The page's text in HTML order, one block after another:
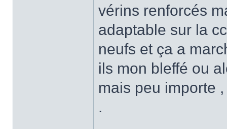
vérins renforcés
adaptable sur la
neufs et ça a
ils mon bleffé ou
mais peu importe
.